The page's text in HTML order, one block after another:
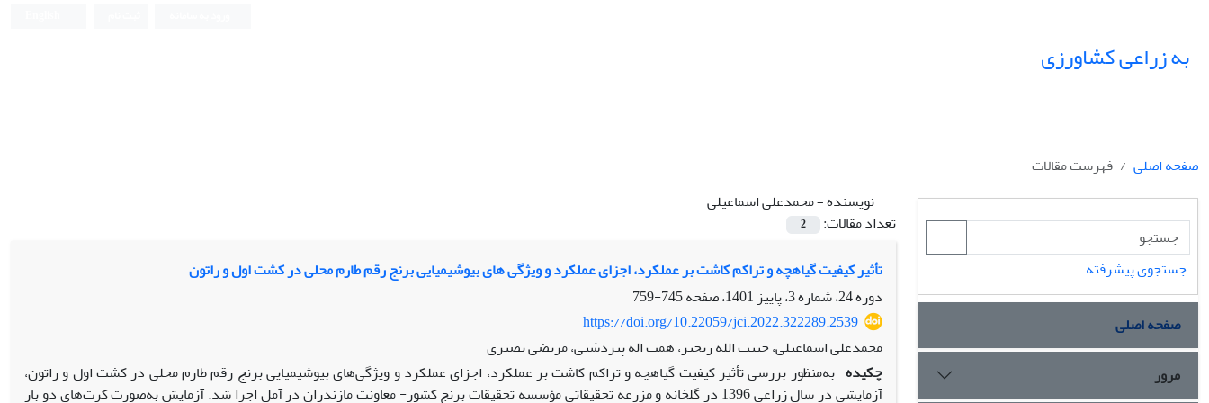
به زراعی کشاورزی
صفحه اصلی
فهرست مقالات
نویسنده =محمدعلی اسماعیلی
تعداد مقالات:
2
تأثیر کیفیت گیاهچه و تراکم کاشت بر عملکرد، اجزای عملکرد و ویژگی‌ های بیوشیمیایی برنج رقم طارم محلی در کشت اول و راتون
دوره 24، شماره 3، پاییز 1401، صفحه
745-759
https://doi.org/10.22059/jci.2022.322289.2539
محمدعلی اسماعیلی، حبیب الله رنجبر، همت اله پیردشتی، مرتضی نصیری
چکیده به‌منظور بررسی تأثیر کیفیت گیاهچه و تراکم کاشت بر عملکرد، اجزای عملکرد و ویژگی‌های بیوشیمیایی برنج رقم طارم محلی در کشت اول و راتون،
آزمایشی در سال زراعی 1396 در گلخانه و مزرعه تحقیقاتی مؤسسه تحقیقات برنج کشور- معاونت مازندران در آمل اجرا شد. آزمایش به‌صورت کرت‌های دو بار
جستجوی پیشرفته
صفحه اصلی
مرور